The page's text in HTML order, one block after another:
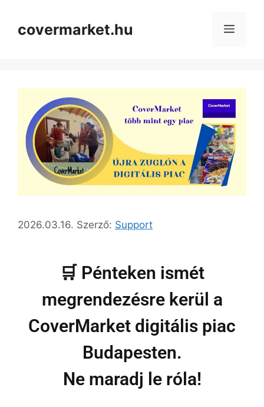
covermarket.hu
2026.03.16. Szerző: Support
🛒 Pénteken ismét
megrendezésre kerül a
CoverMarket digitális piac
Budapesten.
Ne maradj le róla!